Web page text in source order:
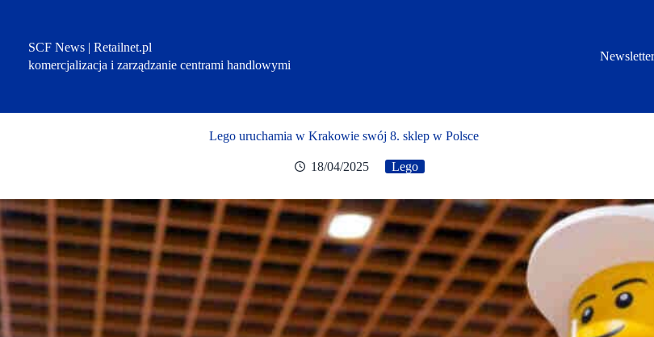
SCF News | Retailnet.pl
komercjalizacja i zarządzanie centrami handlowymi
Newsletter
Lego uruchamia w Krakowie swój 8. sklep w Polsce
18/04/2025 Lego